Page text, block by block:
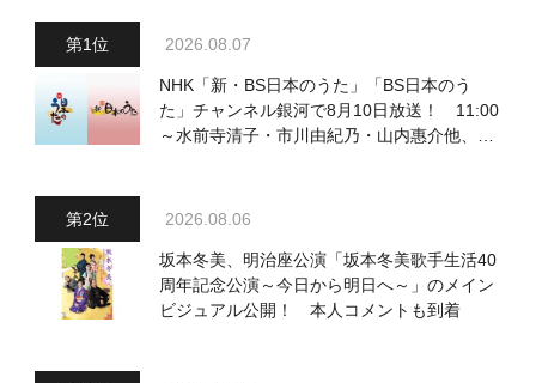
2026.08.07
NHK「新・BS日本のうた」「BS日本のう
た」チャンネル銀河で8月10日放送！ 11:00
～水前寺清子・市川由紀乃・山内惠介他、
2026.08.06
坂本冬美、明治座公演「坂本冬美歌手生活40
周年記念公演～今日から明日へ～」のメイン
ビジュアル公開！ 本人コメントも到着